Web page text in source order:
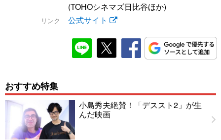
(TOHOシネマズ日比谷ほか)
リンク 公式サイト
おすすめ特集
小島秀夫絶賛！「デススト2」が生
んだ映画